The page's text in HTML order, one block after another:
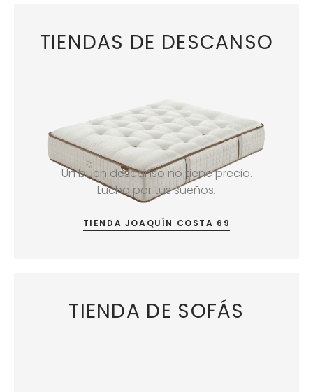
TIENDAS DE DESCANSO
Un buen descanso no tiene precio.
Lucha por tus sueños.
TIENDA JOAQUÍN COSTA 69
TIENDA DE SOFÁS